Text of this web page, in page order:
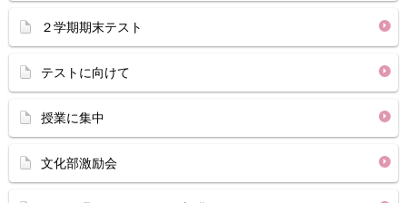
２学期期末テスト
テストに向けて
授業に集中
文化部激励会